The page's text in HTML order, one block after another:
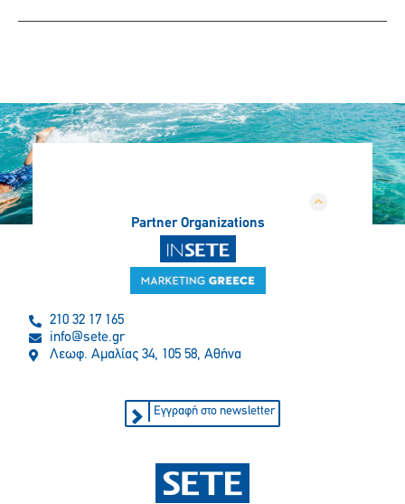
Partner Organizations
210 32 17 165
info@sete.gr
Λεωφ. Αμαλίας 34, 105 58, Αθήνα
Εγγραφή στο newsletter